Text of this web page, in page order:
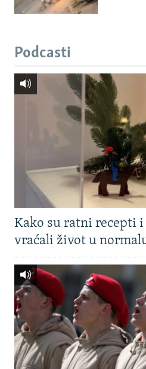
Podcasti
Kako su ratni recepti
vraćali život u